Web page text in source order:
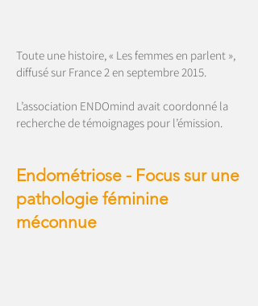
Toute une histoire, « Les femmes en parlent »,
diffusé sur France 2 en septembre 2015.
L’association ENDOmind avait coordonné la
recherche de témoignages pour l’émission.
Endométriose - Focus sur une
pathologie féminine
méconnue